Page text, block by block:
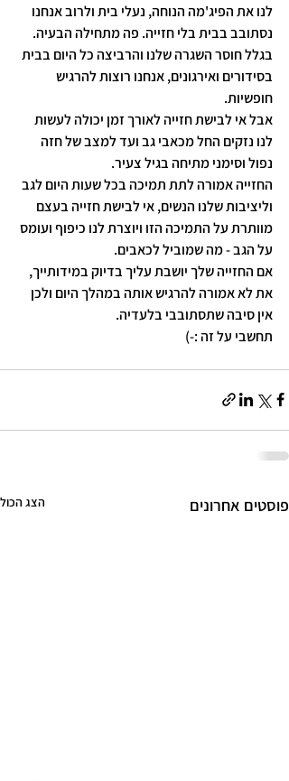
לנו את הפיג'מה הנוחה, נעלי בית ולרוב אנחנו
נסתובב בבית בלי חזייה. פה מתחילה הבעיה.
בגלל חוסר השגרה שלנו והרביצה כל היום בבית
בסידורים ואירגונים, אנחנו רוצות להרגיש
חופשיות.
אבל אי לבישת חזייה לאורך זמן יכולה לעשות
לנו נזקים החל מכאבי גב ועד למצב של חזה
נפול וסימני מתיחה בגיל צעיר.
החזייה אמורה לתת תמיכה בכל שעות היום לגב
וליציבות שלנו הנשים, אי לבישת חזייה בעצם
מוותרת על התמיכה הזו ויוצרת לנו כיפוף ועומס
על הגב - מה שמוביל לכאבים.
אם החזייה שלך יושבת עליך בדיוק במידותייך,
את לא אמורה להרגיש אותה במהלך היום ולכן
אין סיבה שתסתובבי בלעדיה.
תחשבי על זה :-)
פוסטים אחרונים הצג הכול